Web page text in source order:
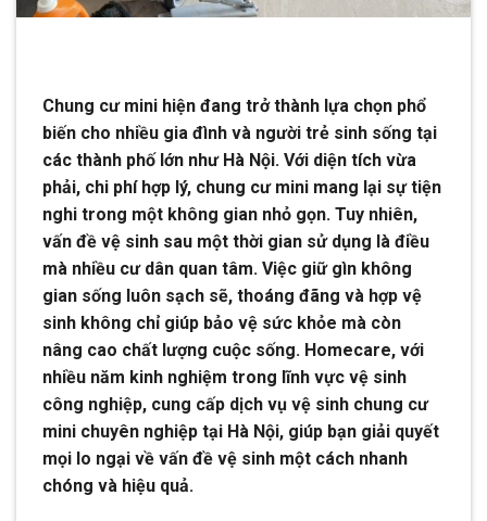
Chung cư mini hiện đang trở thành lựa chọn phổ
biến cho nhiều gia đình và người trẻ sinh sống tại
các thành phố lớn như Hà Nội. Với diện tích vừa
phải, chi phí hợp lý, chung cư mini mang lại sự tiện
nghi trong một không gian nhỏ gọn. Tuy nhiên,
vấn đề vệ sinh sau một thời gian sử dụng là điều
mà nhiều cư dân quan tâm. Việc giữ gìn không
gian sống luôn sạch sẽ, thoáng đãng và hợp vệ
sinh không chỉ giúp bảo vệ sức khỏe mà còn
nâng cao chất lượng cuộc sống. Homecare, với
nhiều năm kinh nghiệm trong lĩnh vực vệ sinh
công nghiệp, cung cấp dịch vụ vệ sinh chung cư
mini chuyên nghiệp tại Hà Nội, giúp bạn giải quyết
mọi lo ngại về vấn đề vệ sinh một cách nhanh
chóng và hiệu quả.